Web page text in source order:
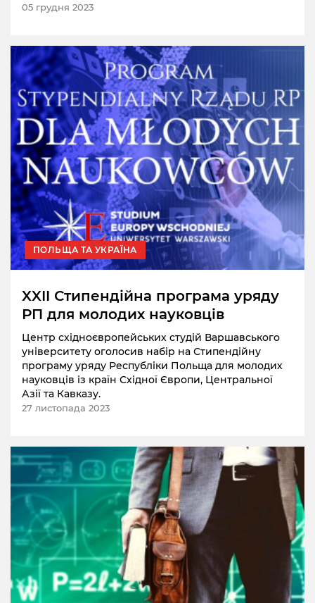
05 грудня 2023
ПОЛЬЩА ТА УКРАЇНА
XXII Стипендійна програма уряду
РП для молодих науковців
Центр східноєвропейських студій Варшавського
університету оголосив набір на Стипендійну
програму уряду Республіки Польща для молодих
науковців із країн Східної Європи, Центральної
Азії та Кавказу.
27 листопада 2023